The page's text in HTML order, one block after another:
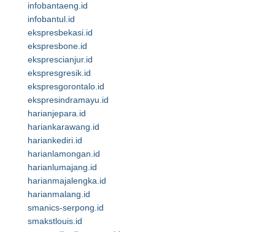
infobantaeng.id
infobantul.id
ekspresbekasi.id
ekspresbone.id
eksprescianjur.id
ekspresgresik.id
ekspresgorontalo.id
ekspresindramayu.id
harianjepara.id
hariankarawang.id
hariankediri.id
harianlamongan.id
harianlumajang.id
harianmajalengka.id
harianmalang.id
smanics-serpong.id
smakstlouis.id